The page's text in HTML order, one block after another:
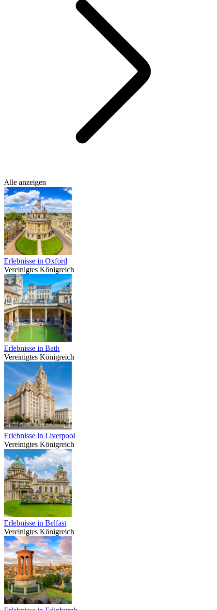
Alle anzeigen
Erlebnisse in Oxford
Vereinigtes Königreich
Erlebnisse in Bath
Vereinigtes Königreich
Erlebnisse in Liverpool
Vereinigtes Königreich
Erlebnisse in Belfast
Vereinigtes Königreich